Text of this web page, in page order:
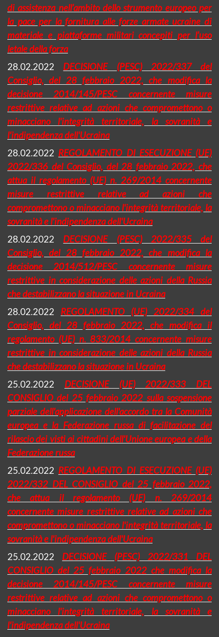
di assistenza nell’ambito dello strumento europeo per
la pace per la fornitura alle forze armate ucraine di
materiale e piattaforme militari concepiti per l’uso
letale della forza
28.02.2022
DECISIONE (PESC) 2022/337 del
Consiglio, del 28 febbraio 2022, che modifica la
decisione 2014/145/PESC concernente misure
restrittive relative ad azioni che compromettono o
minacciano l'integrità territoriale, la sovranità e
l'indipendenza dell'Ucraina
28.02.2022 REGOLAMENTO DI ESECUZIONE (UE)
2022/336 del Consiglio, del 28 febbraio 2022, che
attua il regolamento (UE) n. 269/2014 concernente
misure restrittive relative ad azioni che
compromettono o minacciano l'integrità territoriale, la
sovranità e l'indipendenza dell'Ucraina
28.02.2022
DECISIONE (PESC) 2022/335 del
Consiglio, del 28 febbraio 2022, che modifica la
decisione 2014/512/PESC concernente misure
restrittive in considerazione delle azioni della Russia
che destabilizzano la situazione in Ucraina
28.02.2022
REGOLAMENTO (UE) 2022/334 del
Consiglio, del 28 febbraio 2022, che modifica il
regolamento (UE) n. 833/2014 concernente misure
restrittive in considerazione delle azioni della Russia
che destabilizzano la situazione in Ucraina
25.02.2022
DECISIONE (UE) 2022/333 DEL
CONSIGLIO del 25 febbraio 2022 sulla sospensione
parziale dell'applicazione dell'accordo tra la Comunità
europea e la Federazione russa di facilitazione del
rilascio dei visti ai cittadini dell'Unione europea e della
Federazione russa
25.02.2022 REGOLAMENTO DI ESECUZIONE (UE)
2022/332 DEL CONSIGLIO del 25 febbraio 2022,
che attua il regolamento (UE) n. 269/2014
concernente misure restrittive relative ad azioni che
compromettono o minacciano l'integrità territoriale, la
sovranità e l'indipendenza dell'Ucraina
25.02.2022 DECISIONE (PESC) 2022/331 DEL
CONSIGLIO del 25 febbraio 2022 che modifica la
decisione 2014/145/PESC concernente misure
restrittive relative ad azioni che compromettono o
minacciano l'integrità territoriale, la sovranità e
l'indipendenza dell'Ucraina